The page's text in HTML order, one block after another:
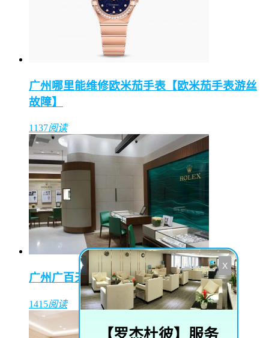
广州哪里能维修欧米茄手表【欧米茄手表游丝
故障】
1137阅读
广州广百天河店（东方表行）
1415阅读
X
【罗杰杜彼】服务